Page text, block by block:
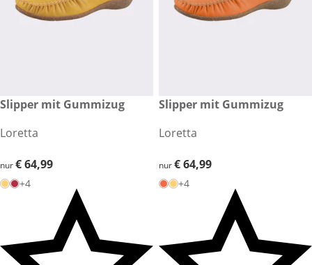
€ 64,99
Slipper mit Gummizug
Loretta
€ 64,99
nur€ 64,99
+4
€ 64,99
Slipper mit Gummizug
Loretta
€ 64,99
nur€ 64,99
+4